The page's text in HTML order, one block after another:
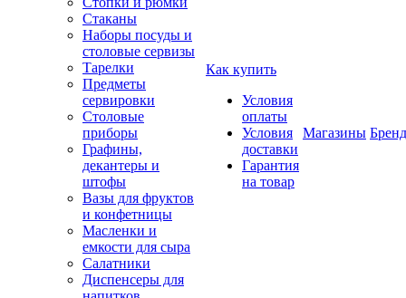
Стаканы
Наборы посуды и
столовые сервизы
Тарелки
Предметы
сервировки
Столовые
приборы
Графины,
декантеры и
штофы
Вазы для фруктов
и конфетницы
Масленки и
емкости для сыра
Салатники
Диспенсеры для
Как купить
Условия
оплаты
Условия
доставки
Гарантия
на товар
Магазины